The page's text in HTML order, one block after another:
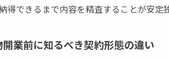
得できるまで内容を精査することが安定
業前に知るべき契約形態の違い